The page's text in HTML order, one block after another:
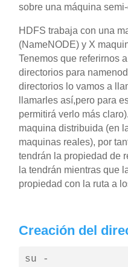
sobre una máquina
HDFS trabaja con una
(NameNODE) y X
Tenemos que referirnos
directorios para
directorios lo vamos a
llamarles así,pero para
permitirá verlo más
maquina distribuida (en
maquinas reales), por
tendrán la propiedad de
la tendrán mientras que
propiedad con la ruta a
Creación del
su -